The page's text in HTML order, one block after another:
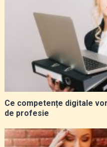
Ce competențe digitale
de profesie